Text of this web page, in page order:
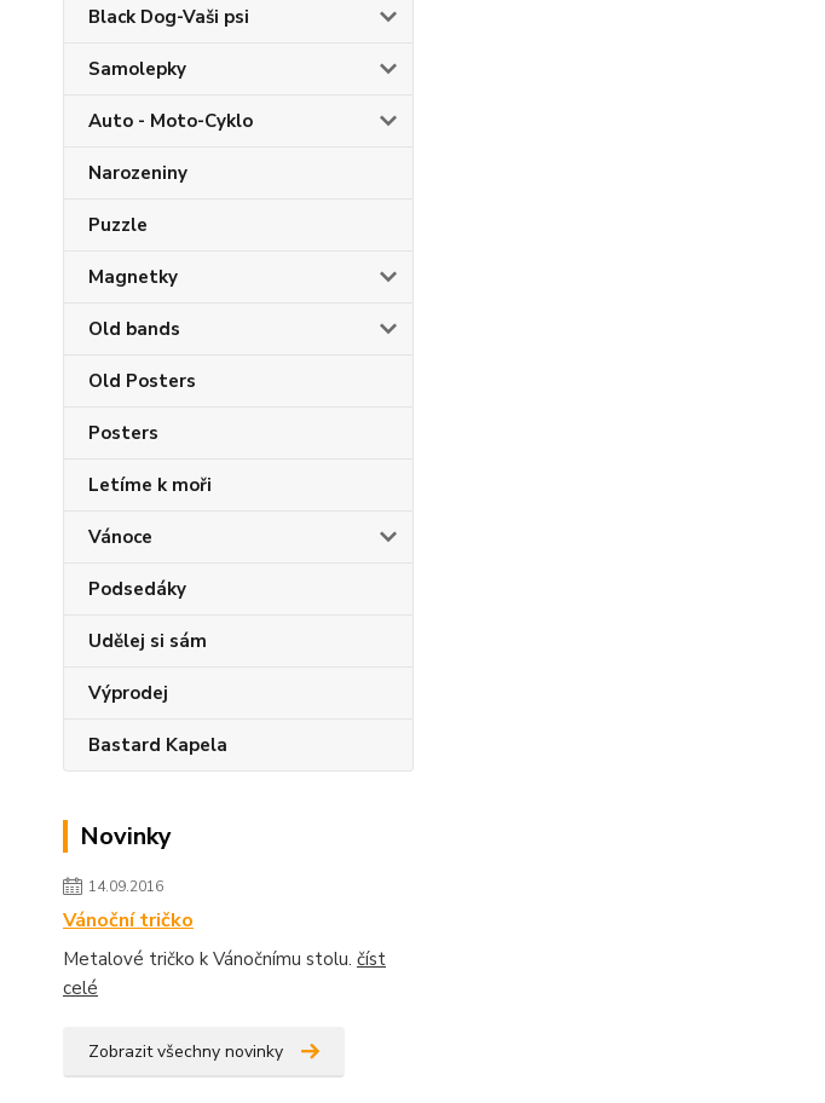
Black Dog-Vaši psi
Samolepky
Auto - Moto-Cyklo
Narozeniny
Puzzle
Magnetky
Old bands
Old Posters
Posters
Letíme k moři
Vánoce
Podsedáky
Udělej si sám
Výprodej
Bastard Kapela
Novinky
14.09.2016
Vánoční tričko
Metalové tričko k Vánočnímu stolu. číst
celé
Zobrazit všechny novinky